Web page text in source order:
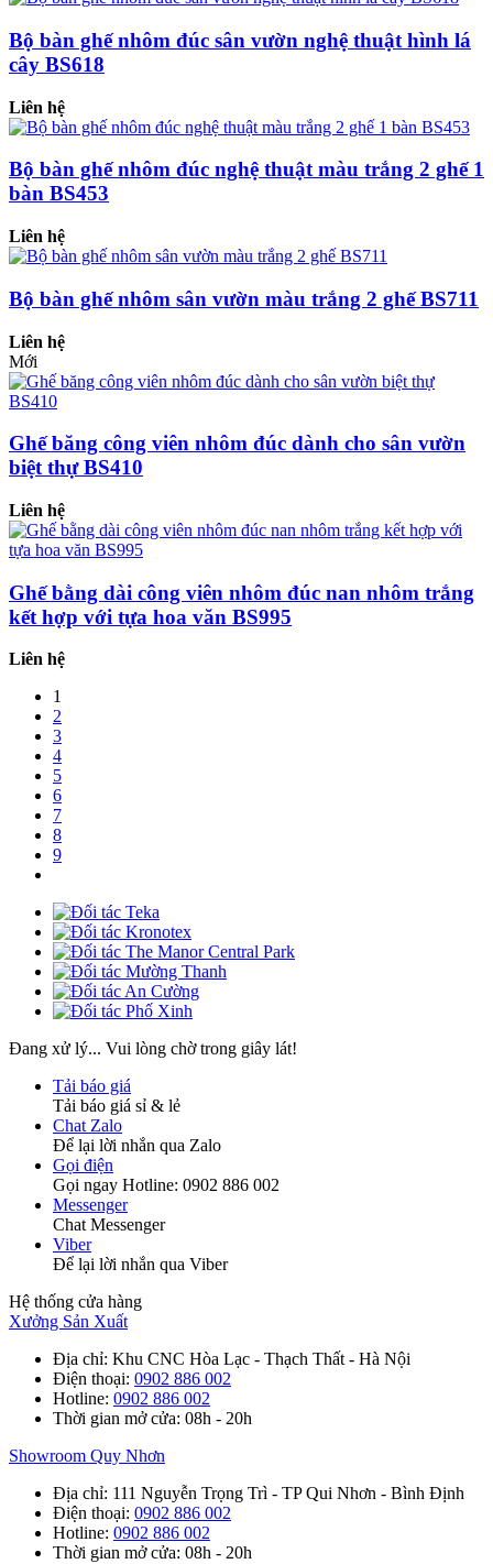
Bộ bàn ghế nhôm đúc sân vườn nghệ thuật hình lá
cây BS618
Liên hệ
Bộ bàn ghế nhôm đúc nghệ thuật màu trắng 2 ghế 1
bàn BS453
Liên hệ
Bộ bàn ghế nhôm sân vườn màu trắng 2 ghế BS711
Liên hệ
Mới
Ghế băng công viên nhôm đúc dành cho sân vườn
biệt thự BS410
Liên hệ
Ghế bằng dài công viên nhôm đúc nan nhôm trắng
kết hợp với tựa hoa văn BS995
Liên hệ
1
2
3
4
5
6
7
8
9
Đang xử lý... Vui lòng chờ trong giây lát!
Tải báo giá
Tải báo giá sỉ & lẻ
Chat Zalo
Để lại lời nhắn qua Zalo
Gọi điện
Gọi ngay Hotline: 0902 886 002
Messenger
Chat Messenger
Viber
Để lại lời nhắn qua Viber
Hệ thống cửa hàng
Xưởng Sản Xuất
Địa chỉ: Khu CNC Hòa Lạc - Thạch Thất - Hà Nội
Điện thoại: 0902 886 002
Hotline: 0902 886 002
Thời gian mở cửa: 08h - 20h
Showroom Quy Nhơn
Địa chỉ: 111 Nguyễn Trọng Trì - TP Qui Nhơn - Bình Định
Điện thoại: 0902 886 002
Hotline: 0902 886 002
Thời gian mở cửa: 08h - 20h